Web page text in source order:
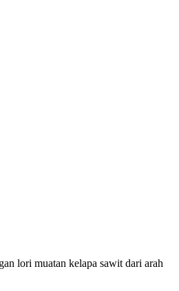
lori muatan kelapa sawit dari arah